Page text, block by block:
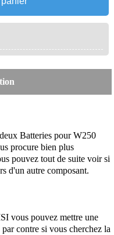
deuxBatteries pour W250
procure bien plus
pouvez tout de suite voir si
d'un autre composant.
vous pouvez mettre une
contre si vous cherchez la